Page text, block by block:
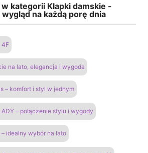
kategorii Klapki damskie -
na każdą porę dnia
4F
na lato, elegancja i wygoda
– komfort i styl w jednym
– połączenie stylu i wygody
idealny wybór na lato